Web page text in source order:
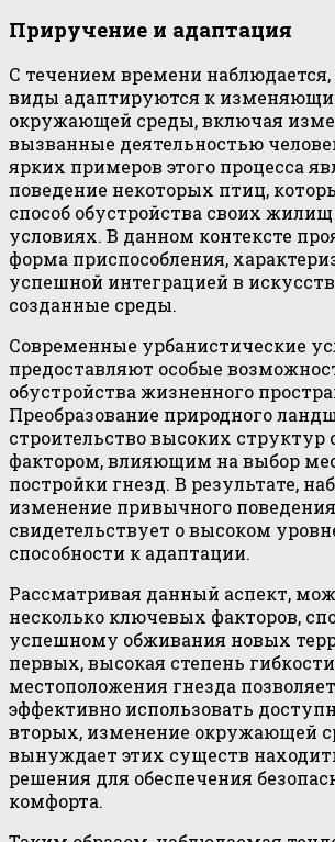
Приручение и адаптация
С течением времени
виды адаптируются к
окружающей среды, включая
вызванные деятельностью
ярких примеров этого процесса
поведение некоторых птиц,
способ обустройства своих
условиях. В данном контексте
форма приспособления,
успешной интеграцией в
созданные среды.
Современные урбанистические
предоставляют особые
обустройства жизненного
Преобразование природного
строительство высоких
фактором, влияющим на выбор
постройки гнезд. В результате,
изменение привычного
свидетельствует о высоком
способности к адаптации.
Рассматривая данный аспект,
несколько ключевых факторов,
успешному обживания новых
первых, высокая степень
местоположения гнезда
эффективно использовать
вторых, изменение окружающей
вынуждает этих существ
решения для обеспечения
комфорта.